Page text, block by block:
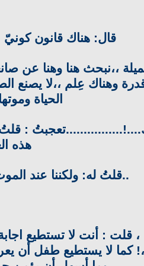
قال: هناك قانون
،،نبحث هنا وهنا عن
وهناك عِلم ،،لا يصنع
الحياة
:
هذه
..قلتُ له: ولكننا عند
، قلت : أنت لا تستطيع
لا يستطيع طفل أن